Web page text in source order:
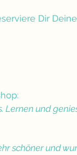
Dir
Lernen und
schöner und